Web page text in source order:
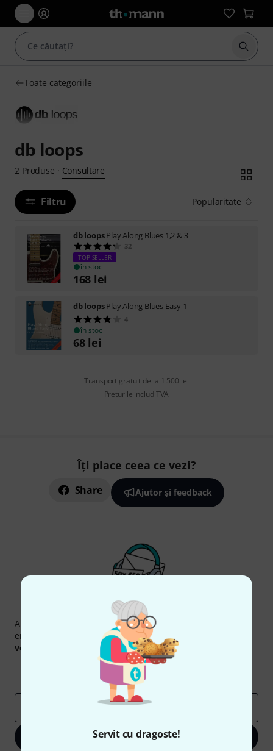
Servit cu dragoste!
Toate categoriile
db loops
2 Produse · Consultare
Filtru Popularitate
db loopsPlay Along Blues 1,2 & 3
32
TOP SELLER
în stoc
168 lei
db loopsPlay Along Blues Easy 1
4
în stoc
68 lei
Transport gratuit de la 1.500 lei
Preturile includ TVA
Îți place ceea ce vezi?
Share Ajutor și feedback
Newsletter Thomann
Abonați-vă la buletinul informativ Thomann în limba
engleză și, cu puțin noroc, puteți câștiga unul dintre
voucherele
în valoare de 50 €fiecare!
Contribuții inspiraționale
Perspectivele Thomann
Înscrie-te acum